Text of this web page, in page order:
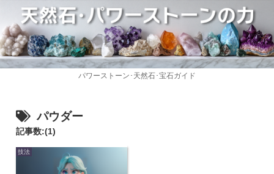
パワーストーン･天然石･宝石ガイド
パウダー
記事数:(1)
技法